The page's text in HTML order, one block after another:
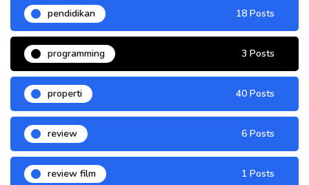
pendidikan 18 Posts
programming 3 Posts
properti 40 Posts
review 6 Posts
review film 1 Posts